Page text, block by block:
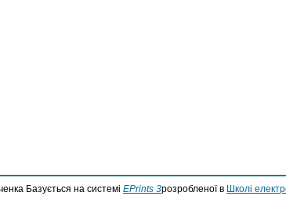
Базується на системі EPrints 3розробленої в Школі